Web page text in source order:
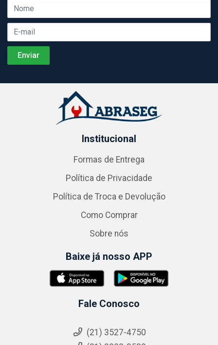
Institucional
Formas de Entrega
Política de Privacidade
Política de Troca e Devolução
Como Comprar
Sobre nós
Baixe já nosso APP
Fale Conosco
(21) 3527-4750